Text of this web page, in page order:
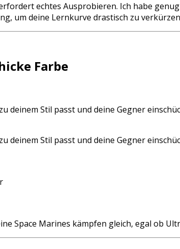
echtes Ausprobieren. Ich habe
um deine Lernkurve drastisch zu
Farbe
deinem Stil passt und deine Gegner
deinem Stil passt und deine Gegner
Space Marines kämpfen gleich, egal ob